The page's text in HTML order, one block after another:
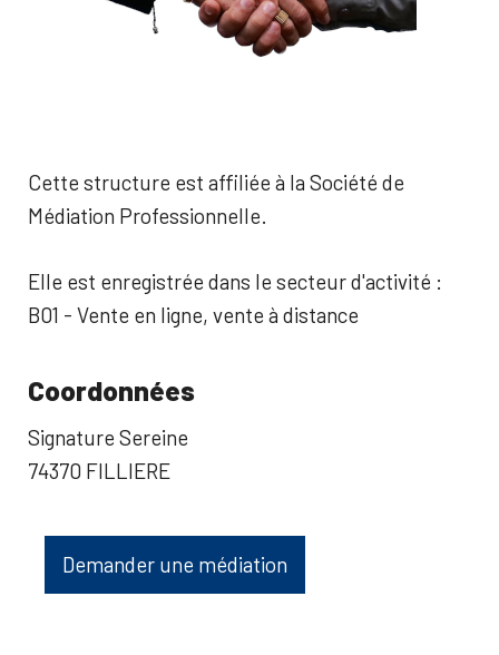
Cette structure est affiliée à la Société de
Médiation Professionnelle.
Elle est enregistrée dans le secteur d'activité :
B01 - Vente en ligne, vente à distance
Coordonnées
Signature Sereine
74370 FILLIERE
Demander une médiation